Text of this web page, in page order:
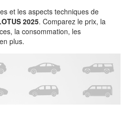
et les aspects techniques de
2025. Comparez le prix, la
la consommation, les
plus.